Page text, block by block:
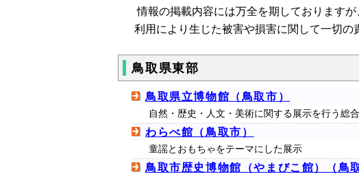
情報の掲載内容には万全を期しております
利用により生じた被害や損害に関して一切の
鳥取県東部
鳥取県立博物館（鳥取市）
自然・歴史・人文・美術に関する展示を行う総
わらべ館（鳥取市）
童謡とおもちゃをテーマにした展示
鳥取市歴史博物館（やまびこ館）（鳥